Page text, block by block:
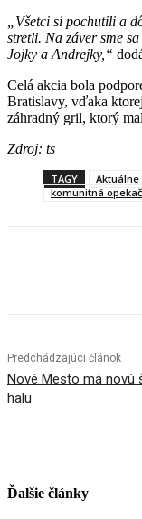
„Všetci si pochutili a
stretli. Na záver sme
Jojky a Andrejky,“
Celá akcia bola
Bratislavy, vďaka
záhradný gril, ktorý
Zdroj: ts
TAGY
komunitná
Predchádzajúci článok
Nové Mesto má novú
halu
Ďalšie články